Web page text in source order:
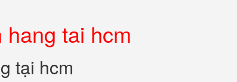
tai hcm
tại hcm